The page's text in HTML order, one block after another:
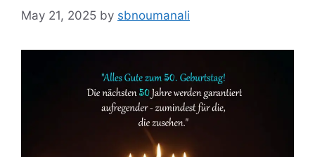
May 21, 2025 by sbnoumanali